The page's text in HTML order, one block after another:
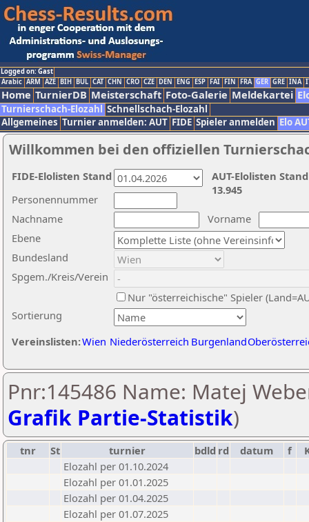
Logged on: Gast
Arabic ARM AZE BIH BUL CAT CHN CRO CZE DEN ENG ESP FAI FIN FRA GER GRE INA
Home TurnierDB Meisterschaft Foto-Galerie Meldekartei
Turnierschach-Elozahl Schnellschach-Elozahl
Allgemeines Turnier anmelden: AUT FIDE Spieler anmelden Elo
Willkommen bei den offiziellen
Nachname
Vorname
Ebene
Sortierung
Personennummer
Bundesland
Spgem./Kreis/Verein
Nur "österreichische" Spieler
Vereinslisten:Wien Niederösterreich Burgenland
AUT-Elolisten
13.945
FIDE-Elolisten Stand
Pnr:145486 Name: Matej
Grafik Partie-Statistik)
tnr St turnier bdld rd datum f
Elozahl per 01.10.2024
Elozahl per 01.01.2025
Elozahl per 01.04.2025
Elozahl per 01.07.2025